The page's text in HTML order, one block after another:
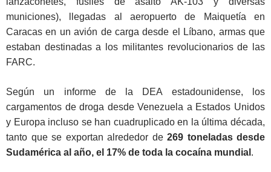
municiones), llegadas al aeropuerto de Maiquetía en
Caracas en un avión de carga desde el Líbano, armas que
estaban destinadas a los militantes revolucionarios de las
FARC.
Según un informe de la DEA estadounidense, los
cargamentos de droga desde Venezuela a Estados Unidos
y Europa incluso se han cuadruplicado en la última década,
tanto que se exportan alrededor de 269 toneladas desde
Sudamérica al año, el 17% de toda la cocaína mundial .